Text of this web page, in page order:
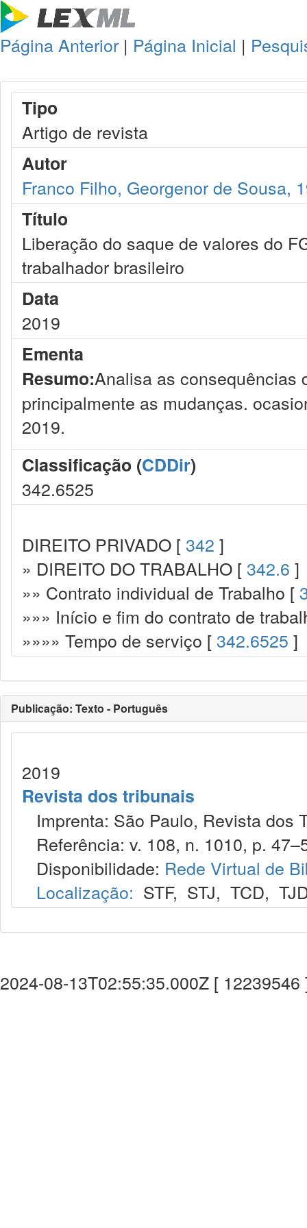
Página Anterior | Página Inicial |
Tipo
Artigo de revista
Autor
Franco Filho, Georgenor de Sousa,
Título
Liberação do saque de valores do
trabalhador brasileiro
Data
2019
Ementa
Resumo:Analisa as consequências
principalmente as mudanças.
2019.
Classificação (CDDir)
342.6525
DIREITO PRIVADO [ 342 ]
» DIREITO DO TRABALHO [ 342.6 ]
»» Contrato individual de Trabalho [
»»» Início e fim do contrato de
»»»» Tempo de serviço [ 342.6525 ]
Publicação: Texto - Português
2019
Revista dos tribunais
Imprenta: São Paulo, Revista dos
Referência: v. 108, n. 1010, p.
Disponibilidade: Rede Virtual de
Localização: STF, STJ, TCD,
2024-08-13T02:55:35.000Z [ 12239546